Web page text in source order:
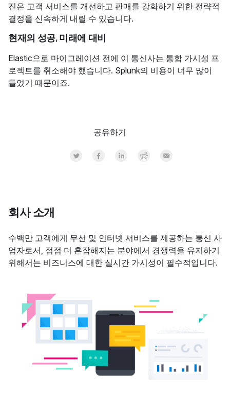
진은 고객 서비스를 개선하고 판매를 강화하기 위한 전략적
결정을 신속하게 내릴 수 있습니다.
현재의 성공, 미래에 대비
Elastic으로 마이그레이션 전에 이 통신사는 통합 가시성 프
로젝트를 취소해야 했습니다. Splunk의 비용이 너무 많이
들었기 때문이죠.
공유하기
Share on Twitter
Share on Facebook
Share on LinkedInr
Share on Reddit
Share by Email
회사 소개
수백만 고객에게 무선 및 인터넷 서비스를 제공하는 통신 사
업자로서, 점점 더 혼잡해지는 분야에서 경쟁력을 유지하기
위해서는 비즈니스에 대한 실시간 가시성이 필수적입니다.